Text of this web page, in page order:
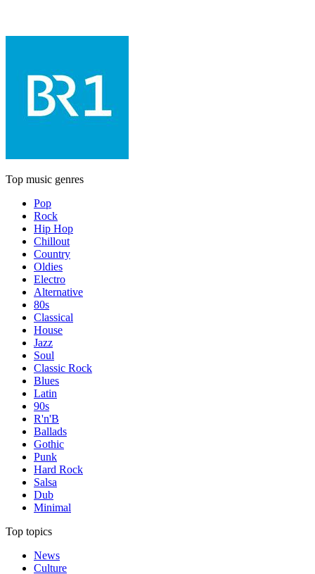
Top music genres
Pop
Rock
Hip Hop
Chillout
Country
Oldies
Electro
Alternative
80s
Classical
House
Jazz
Soul
Classic Rock
Blues
Latin
90s
R'n'B
Ballads
Gothic
Punk
Hard Rock
Salsa
Dub
Minimal
Top topics
News
Culture